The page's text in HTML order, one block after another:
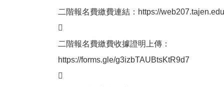
二階報名費繳費連結： https://

二階報名費繳費收據證明上傳：
https://forms.gle/g3izbTAUBtsKtR9d7
